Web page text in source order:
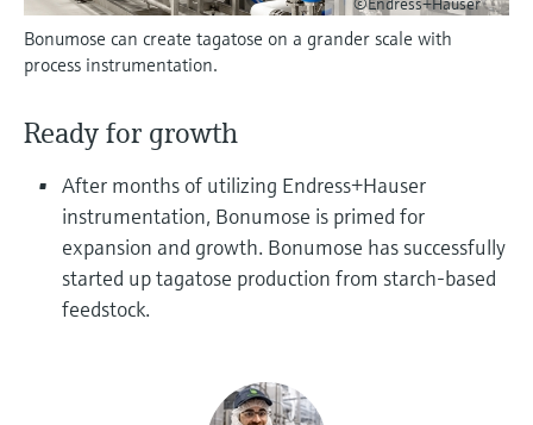
l'application
Device Viewer
documentation spécifiques à un produit
Recherche de pièces détachées
Trouvez la bonne pièce de rechange en
tapant la racine/le code du produit et
accédez aux données spécifiques, vues
éclatées et notices de montage des appareils
pour un remplacement/réparation rapide.
Mesure du niveau par barrière à
micro-ondes
Mesure du niveau par la pression
Voir tous
Analyseurs de dureté, fer, etc.
Photomètres de process
Mesure par transmission de micro-
ondes
Technologie Memosens
Voir tous
décisionnels
Bonumose can create tagatose on a grander scale with
process instrumentation.
Ready for growth
After months of utilizing Endress+Hauser
instrumentation, Bonumose is primed for
expansion and growth. Bonumose has successfully
started up tagatose production from starch-based
feedstock.